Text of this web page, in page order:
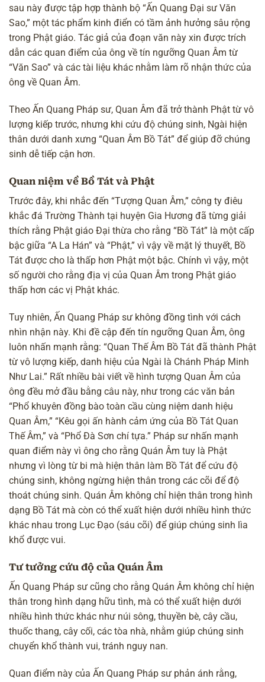
sau này được tập hợp thành bộ “Ấn Quang Đại sư Văn
Sao,” một tác phẩm kinh điển có tầm ảnh hưởng sâu rộng
trong Phật giáo. Tác giả của đoạn văn này xin được trích
dẫn các quan điểm của ông về tín ngưỡng Quan Âm từ
“Văn Sao” và các tài liệu khác nhằm làm rõ nhận thức của
ông về Quan Âm.
Theo Ấn Quang Pháp sư, Quan Âm đã trở thành Phật từ vô
lượng kiếp trước, nhưng khi cứu độ chúng sinh, Ngài hiện
thân dưới danh xưng “Quan Âm Bồ Tát” để giúp đỡ chúng
sinh dễ tiếp cận hơn.
Quan niệm về Bồ Tát và Phật
Trước đây, khi nhắc đến “Tượng Quan Âm,” công ty điêu
khắc đá Trường Thành tại huyện Gia Hương đã từng giải
thích rằng Phật giáo Đại thừa cho rằng “Bồ Tát” là một cấp
bậc giữa “A La Hán” và “Phật,” vì vậy về mặt lý thuyết, Bồ
Tát được cho là thấp hơn Phật một bậc. Chính vì vậy, một
số người cho rằng địa vị của Quan Âm trong Phật giáo
thấp hơn các vị Phật khác.
Tuy nhiên, Ấn Quang Pháp sư không đồng tình với cách
nhìn nhận này. Khi đề cập đến tín ngưỡng Quan Âm, ông
luôn nhấn mạnh rằng: “Quan Thế Âm Bồ Tát đã thành Phật
từ vô lượng kiếp, danh hiệu của Ngài là Chánh Pháp Minh
Như Lai.” Rất nhiều bài viết về hình tượng Quan Âm của
ông đều mở đầu bằng câu này, như trong các văn bản
“Phổ khuyên đồng bào toàn cầu cùng niệm danh hiệu
Quan Âm,” “Kêu gọi ấn hành cảm ứng của Bồ Tát Quan
Thế Âm,” và “Phổ Đà Sơn chí tựa.” Pháp sư nhấn mạnh
quan điểm này vì ông cho rằng Quán Âm tuy là Phật
nhưng vì lòng từ bi mà hiện thân làm Bồ Tát để cứu độ
chúng sinh, không ngừng hiện thân trong các cõi để độ
thoát chúng sinh. Quán Âm không chỉ hiện thân trong hình
dạng Bồ Tát mà còn có thể xuất hiện dưới nhiều hình thức
khác nhau trong Lục Đạo (sáu cõi) để giúp chúng sinh lìa
khổ được vui.
Tư tưởng cứu độ của Quán Âm
Ấn Quang Pháp sư cũng cho rằng Quán Âm không chỉ hiện
thân trong hình dạng hữu tình, mà có thể xuất hiện dưới
nhiều hình thức khác như núi sông, thuyền bè, cây cầu,
thuốc thang, cây cối, các tòa nhà, nhằm giúp chúng sinh
chuyển khổ thành vui, tránh nguy nan.
Quan điểm này của Ấn Quang Pháp sư phản ánh rằng,